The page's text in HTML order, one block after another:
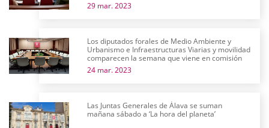
29 mar. 2023
Los diputados forales de Medio Ambiente y
Urbanismo e Infraestructuras Viarias y movilidad
comparecen la semana que viene en comisión
24 mar. 2023
Las Juntas Generales de Álava se suman
mañana sábado a ‘La hora del planeta’